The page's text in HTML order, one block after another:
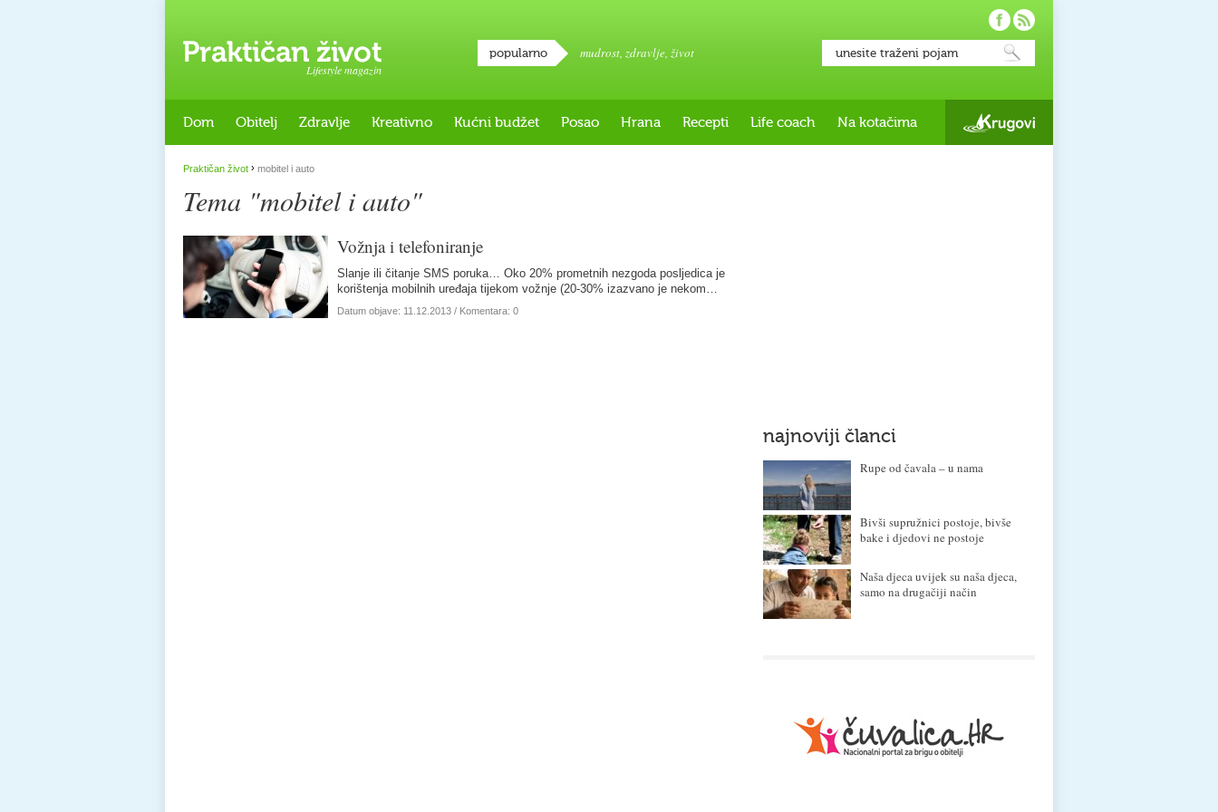
Lifestyle magazin
popularno mudrost, zdravlje, život
Dom Obitelj Zdravlje Kreativno Kućni budžet Posao Hrana Recepti Life coach Na kotačima
Praktičan život › mobitel i auto
Tema "mobitel i auto"
Vožnja i telefoniranje
Slanje ili čitanje SMS poruka… Oko 20% prometnih nezgoda posljedica je
korištenja mobilnih uređaja tijekom vožnje (20-30% izazvano je nekom…
Datum objave: 11.12.2013 / Komentara: 0
najnoviji članci
Rupe od čavala – u nama
Bivši supružnici postoje, bivše
bake i djedovi ne postoje
Naša djeca uvijek su naša djeca,
samo na drugačiji način